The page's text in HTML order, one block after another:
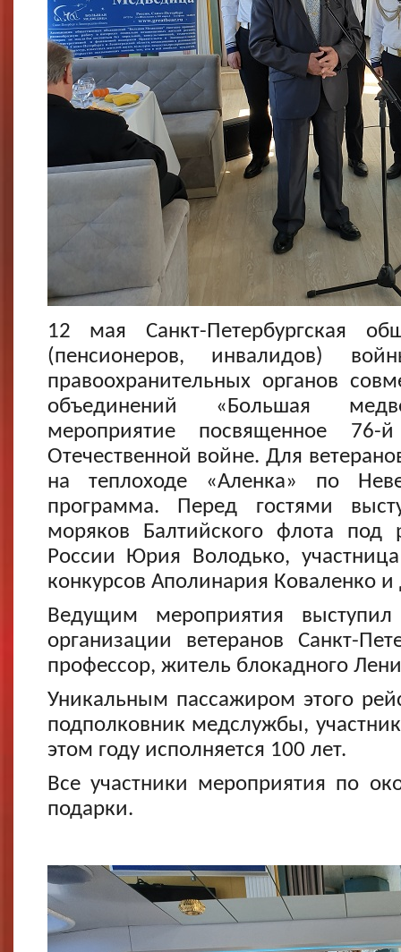
12 мая Санкт-Петербургская
(пенсионеров, инвалидов)
правоохранительных органов
объединений «Большая
мероприятие посвященное
Отечественной войне. Для
на теплоходе «Аленка» по
программа. Перед гостями
моряков Балтийского флота под
России Юрия Володько,
конкурсов Аполинария Коваленко и
Ведущим мероприятия выступил
организации ветеранов Санкт-
профессор, житель блокадного
Уникальным пассажиром этого
подполковник медслужбы,
этом году исполняется 100 лет.
Все участники мероприятия по
подарки.